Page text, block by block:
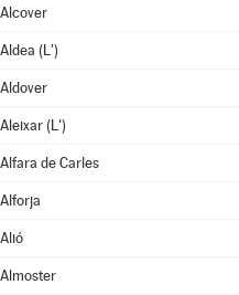
Alcover
Aldea (L')
Aldover
Aleixar (L')
Alfara de Carles
Alforja
Alió
Almoster